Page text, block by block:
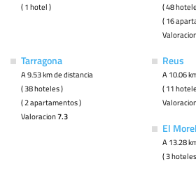
( 1 hotel )
( 48
( 16
Tarragona
A 9.53 km de distancia
( 38 hoteles )
( 2 apartamentos )
Valoracion7.3
Reus
A 10.06
( 11
El
A 13.28
( 3